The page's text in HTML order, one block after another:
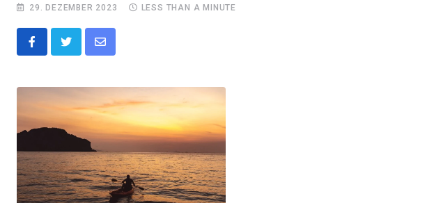
29. DEZEMBER 2023 LESS THAN A MINUTE
Share
Email